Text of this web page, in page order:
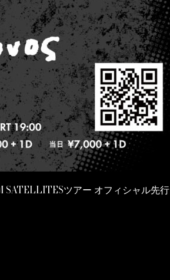
SATELLITESツアー オフィシャル先行